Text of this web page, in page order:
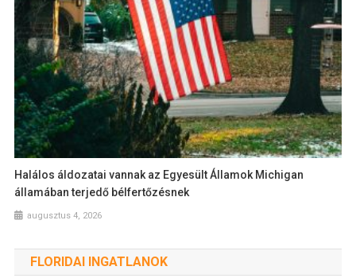
Halálos áldozatai vannak az Egyesült Államok Michigan
államában terjedő bélfertőzésnek
augusztus 4, 2026
FLORIDAI INGATLANOK